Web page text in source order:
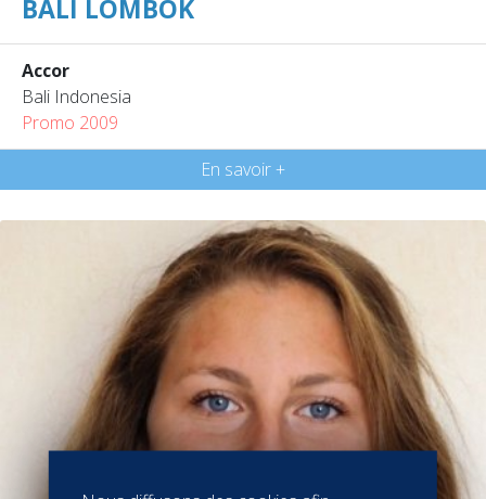
BALI LOMBOK
Accor
Bali Indonesia
Promo 2009
En savoir +